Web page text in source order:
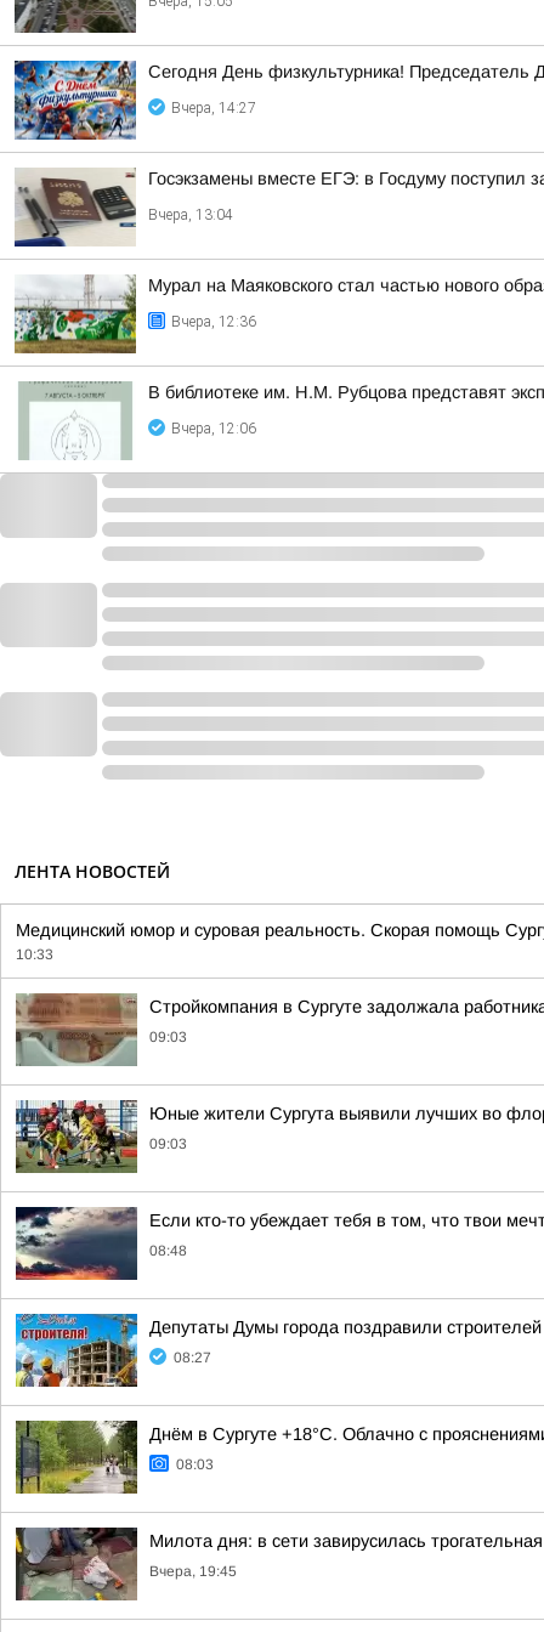
Сегодня День физкультурника! Председатель
Вчера, 14:27
Госэкзамены вместе ЕГЭ: в Госдуму поступил
Вчера, 13:04
Мурал на Маяковского стал частью нового
Вчера, 12:36
В библиотеке им. Н.М. Рубцова представят
Вчера, 12:06
ЛЕНТА НОВОСТЕЙ
Медицинский юмор и суровая реальность. Скорая помощь
10:33
Стройкомпания в Сургуте задолжала
09:03
Юные жители Сургута выявили лучших во
09:03
Если кто-то убеждает тебя в том, что твои
08:48
Депутаты Думы города поздравили
08:27
Днём в Сургуте +18°С. Облачно с
08:03
Милота дня: в сети завирусилась
Вчера, 19:45